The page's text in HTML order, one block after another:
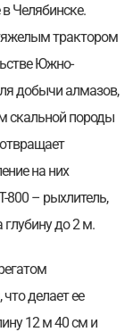
Челябинске.
трактором
Южно-
добычи алмазов,
скальной породы
на них
800 – рыхлитель,
до 2 м.
делает ее
12 м 40 см и